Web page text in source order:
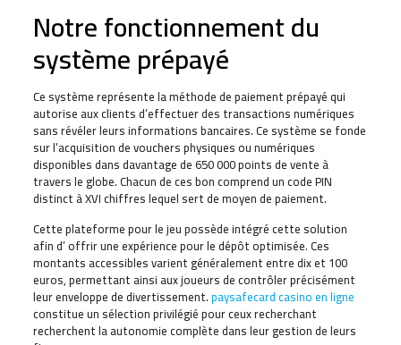
Notre fonctionnement du
système prépayé
Ce système représente la méthode de paiement prépayé qui
autorise aux clients d’effectuer des transactions numériques
sans révéler leurs informations bancaires. Ce système se fonde
sur l’acquisition de vouchers physiques ou numériques
disponibles dans davantage de 650 000 points de vente à
travers le globe. Chacun de ces bon comprend un code PIN
distinct à XVI chiffres lequel sert de moyen de paiement.
Cette plateforme pour le jeu possède intégré cette solution
afin d’ offrir une expérience pour le dépôt optimisée. Ces
montants accessibles varient généralement entre dix et 100
euros, permettant ainsi aux joueurs de contrôler précisément
leur enveloppe de divertissement.paysafecard casino en ligne
constitue un sélection privilégié pour ceux recherchant
recherchent la autonomie complète dans leur gestion de leurs